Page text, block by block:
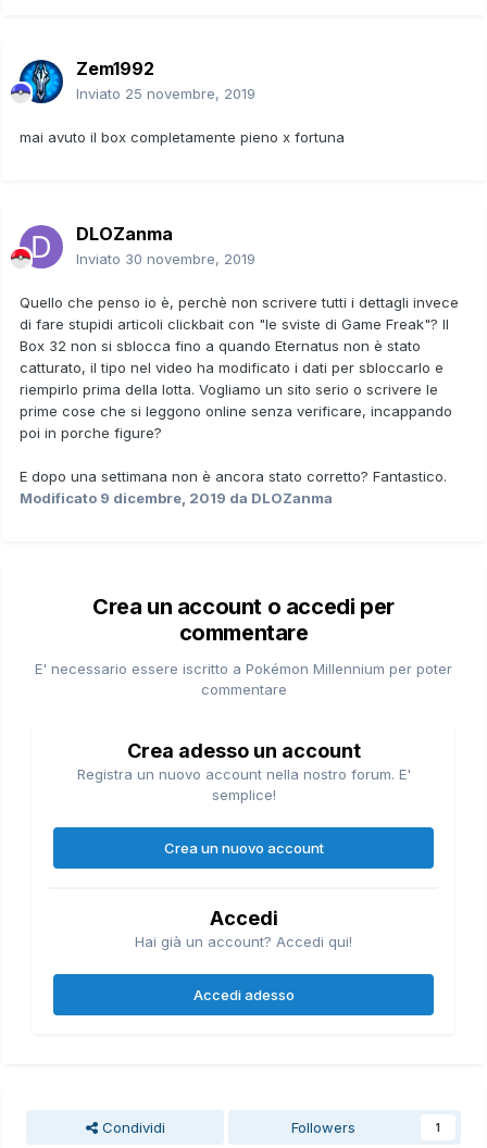
Zem1992
Inviato 25 novembre, 2019
mai avuto il box completamente pieno x fortuna
DLOZanma
Inviato 30 novembre, 2019
Quello che penso io è, perchè non scrivere tutti i dettagli invece
di fare stupidi articoli clickbait con "le sviste di Game Freak"? Il
Box 32 non si sblocca fino a quando Eternatus non è stato
catturato, il tipo nel video ha modificato i dati per sbloccarlo e
riempirlo prima della lotta. Vogliamo un sito serio o scrivere le
prime cose che si leggono online senza verificare, incappando
poi in porche figure?
E dopo una settimana non è ancora stato corretto? Fantastico.
Modificato 9 dicembre, 2019 da DLOZanma
Crea un account o accedi per
commentare
E' necessario essere iscritto a Pokémon Millennium per poter
commentare
Crea adesso un account
Registra un nuovo account nella nostro forum. E'
semplice!
Crea un nuovo account
Accedi
Hai già un account? Accedi qui!
Accedi adesso
Condividi Followers 1